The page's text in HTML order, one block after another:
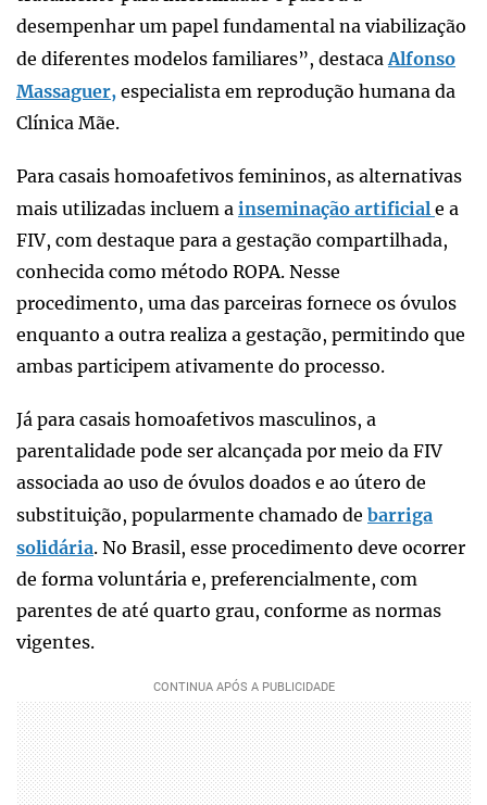
desempenhar um papel fundamental na viabilização
de diferentes modelos familiares”, destaca Alfonso
Massaguer, especialista em reprodução humana da
Clínica Mãe.
Para casais homoafetivos femininos, as alternativas
mais utilizadas incluem a inseminação artificial e a
FIV, com destaque para a gestação compartilhada,
conhecida como método ROPA. Nesse
procedimento, uma das parceiras fornece os óvulos
enquanto a outra realiza a gestação, permitindo que
ambas participem ativamente do processo.
Já para casais homoafetivos masculinos, a
parentalidade pode ser alcançada por meio da FIV
associada ao uso de óvulos doados e ao útero de
substituição, popularmente chamado de barriga
solidária. No Brasil, esse procedimento deve ocorrer
de forma voluntária e, preferencialmente, com
parentes de até quarto grau, conforme as normas
vigentes.